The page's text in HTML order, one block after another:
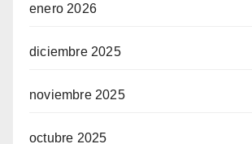
enero 2026
diciembre 2025
noviembre 2025
octubre 2025